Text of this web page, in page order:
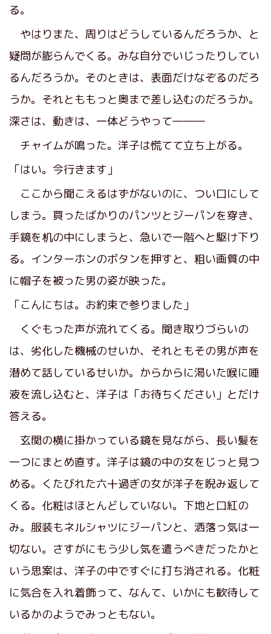
る。
やはりまた、周りはどうしているんだろうか、と
疑問が膨らんでくる。みな自分でいじったりしてい
るんだろうか。そのときは、表面だけなぞるのだろ
うか。それとももっと奥まで差し込むのだろうか。
深さは、動きは、一体どうやって―――
チャイムが鳴った。洋子は慌てて立ち上がる。
「はい。今行きます」
ここから聞こえるはずがないのに、つい口にして
しまう。買ったばかりのパンツとジーパンを穿き、
手鏡を机の中にしまうと、急いで一階へと駆け下り
る。インターホンのボタンを押すと、粗い画質の中
に帽子を被った男の姿が映った。
「こんにちは。お約束で参りました」
くぐもった声が流れてくる。聞き取りづらいの
は、劣化した機械のせいか、それともその男が声を
潜めて話しているせいか。からからに渇いた喉に唾
液を流し込むと、洋子は「お待ちください」とだけ
答える。
玄関の横に掛かっている鏡を見ながら、長い髪を
一つにまとめ直す。洋子は鏡の中の女をじっと見つ
める。くたびれた六十過ぎの女が洋子を睨み返して
くる。化粧はほとんどしていない。下地と口紅の
み。服装もネルシャツにジーパンと、洒落っ気は一
切ない。さすがにもう少し気を遣うべきだったかと
いう思案は、洋子の中ですぐに打ち消される。化粧
に気合を入れ着飾って、なんて、いかにも歓待して
いるかのようでみっともない。